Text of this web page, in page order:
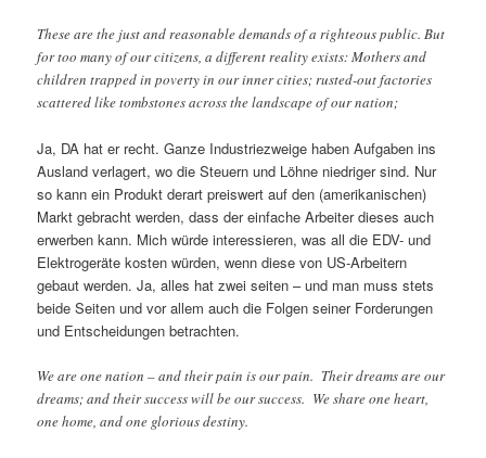
These are the just and reasonable demands of a righteous public. But
for too many of our citizens, a different reality exists: Mothers and
children trapped in poverty in our inner cities; rusted-out factories
scattered like tombstones across the landscape of our nation;
Ja, DA hat er recht. Ganze Industriezweige haben Aufgaben ins
Ausland verlagert, wo die Steuern und Löhne niedriger sind. Nur
so kann ein Produkt derart preiswert auf den (amerikanischen)
Markt gebracht werden, dass der einfache Arbeiter dieses auch
erwerben kann. Mich würde interessieren, was all die EDV- und
Elektrogeräte kosten würden, wenn diese von US-Arbeitern
gebaut werden. Ja, alles hat zwei seiten – und man muss stets
beide Seiten und vor allem auch die Folgen seiner Forderungen
und Entscheidungen betrachten.
We are one nation – and their pain is our pain. Their dreams are our
dreams; and their success will be our success. We share one heart,
one home, and one glorious destiny.